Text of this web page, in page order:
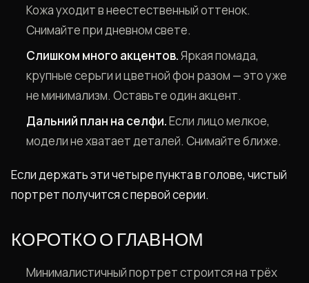
Кожа уходит в неестественный оттенок.
Снимайте при дневном свете.
Слишком много акцентов.Яркая помада,
крупные серьги и цветной фон разом — это уже
не минимализм. Оставьте один акцент.
Дальний план на селфи.Если лицо мелкое,
модели не хватает деталей. Снимайте ближе.
Если держать эти четыре пункта в голове, чистый
портрет получится с первой серии.
КОРОТКО О ГЛАВНОМ
Минималистичный портрет строится на трёх